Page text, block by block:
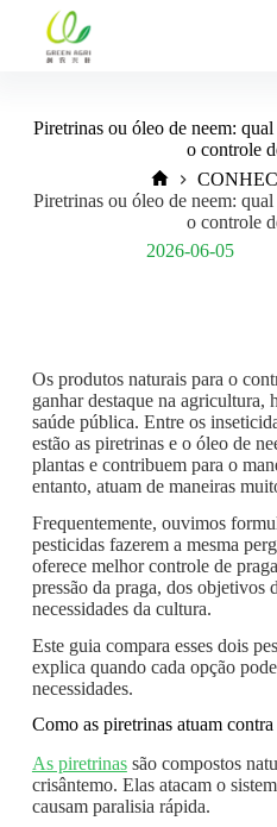
o
Piretrinas ou óleo de neem:
o controle
Piretrinas ou óleo de neem:
o controle
2026-06-05
Os produtos naturais para o
ganhar destaque na agricultura,
saúde pública. Entre os
estão as piretrinas e o óleo de
plantas e contribuem para o
entanto, atuam de maneiras
Frequentemente, ouvimos
pesticidas fazerem a mesma
oferece melhor controle de
pressão da praga, dos objetivos
necessidades da cultura.
Este guia compara esses dois
explica quando cada opção
necessidades.
Como as piretrinas atuam contra
As piretrinassão compostos
crisântemo. Elas atacam o
causam paralisia rápida.